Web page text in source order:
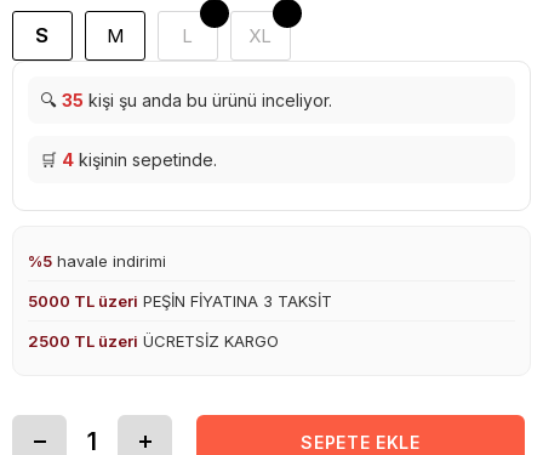
S M L XL
🔍 35 kişi şu anda bu ürünü inceliyor.
🛒 4 kişinin sepetinde.
%5 havale indirimi
5000 TL üzeri PEŞİN FİYATINA 3 TAKSİT
2500 TL üzeri ÜCRETSİZ KARGO